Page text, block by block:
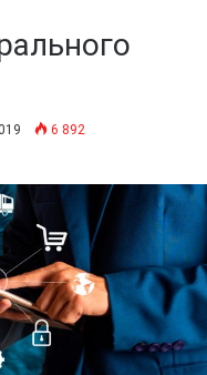
6 892